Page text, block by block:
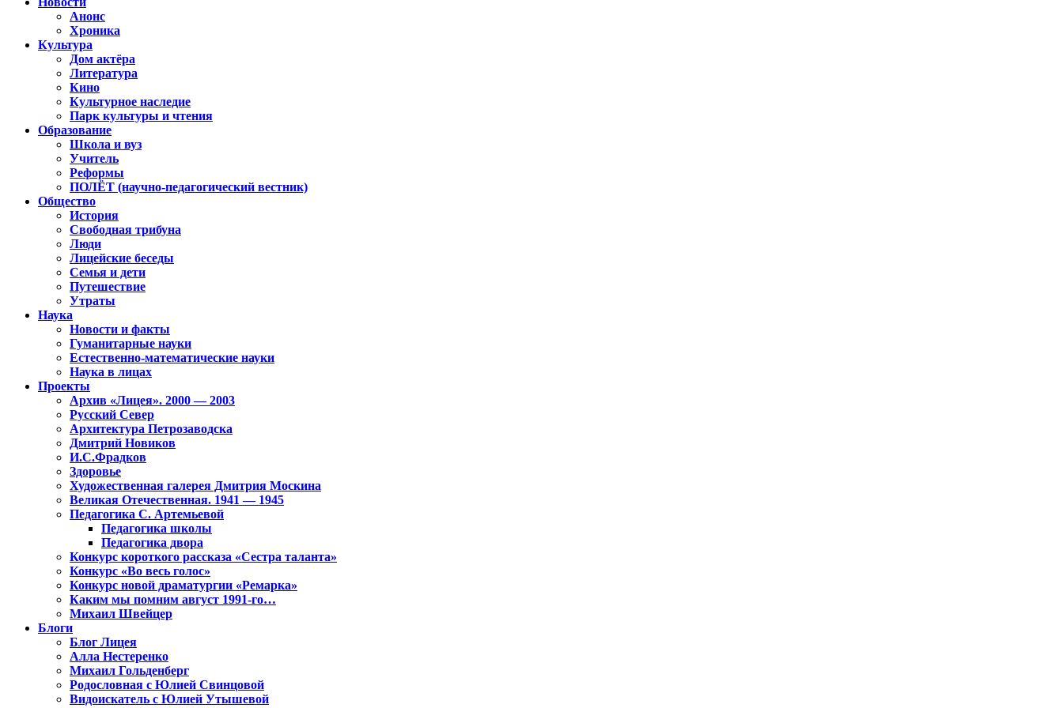
Анонс
Хроника
Культура
Дом актёра
Литература
Кино
Культурное наследие
Парк культуры и чтения
Образование
Школа и вуз
Учитель
Реформы
ПОЛЁТ (научно-педагогический вестник)
Общество
История
Свободная трибуна
Люди
Лицейские беседы
Семья и дети
Путешествие
Утраты
Наука
Новости и факты
Гуманитарные науки
Естественно-математические науки
Наука в лицах
Проекты
Архив «Лицея». 2000 — 2003
Русский Север
Архитектура Петрозаводска
Дмитрий Новиков
И.С.Фрадков
Здоровье
Художественная галерея Дмитрия Москина
Великая Отечественная. 1941 — 1945
Педагогика С. Артемьевой
Педагогика школы
Педагогика двора
Конкурс короткого рассказа «Сестра таланта»
Конкурс «Во весь голос»
Конкурс новой драматургии «Ремарка»
Каким мы помним август 1991-го…
Михаил Швейцер
Блоги
Блог Лицея
Алла Нестеренко
Михаил Гольденберг
Родословная с Юлией Свинцовой
Видоискатель с Юлией Утышевой